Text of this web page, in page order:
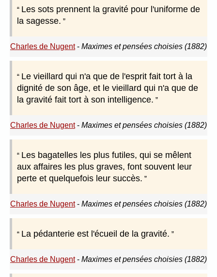
Les sots prennent la gravité pour l'uniforme de
la sagesse.
Charles de Nugent- Maximes et pensées choisies (1882)
Le vieillard qui n'a que de l'esprit fait tort à la
dignité de son âge, et le vieillard qui n'a que de
la gravité fait tort à son intelligence.
Charles de Nugent- Maximes et pensées choisies (1882)
Les bagatelles les plus futiles, qui se mêlent
aux affaires les plus graves, font souvent leur
perte et quelquefois leur succès.
Charles de Nugent- Maximes et pensées choisies (1882)
La pédanterie est l'écueil de la gravité.
Charles de Nugent- Maximes et pensées choisies (1882)